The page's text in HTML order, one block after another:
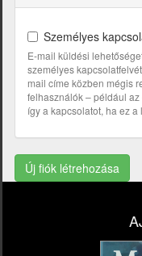
Személyes
E-mail küldési
személyes
mail címe közben mégis
felhasználók – például
így a kapcsolatot, ha ez
Új fiók létrehozása